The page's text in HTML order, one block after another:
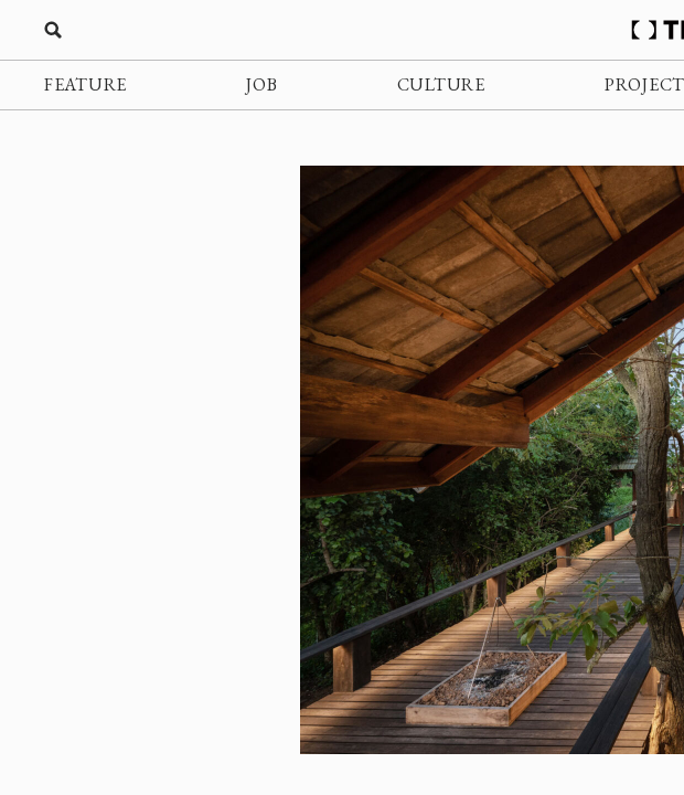
FEATURE JOB CULTURE PROJECT